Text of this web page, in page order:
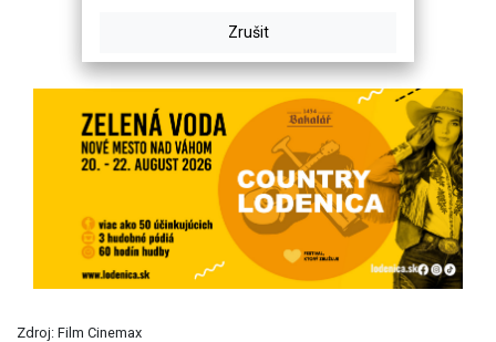
Next
Zdroj: Film Cinemax